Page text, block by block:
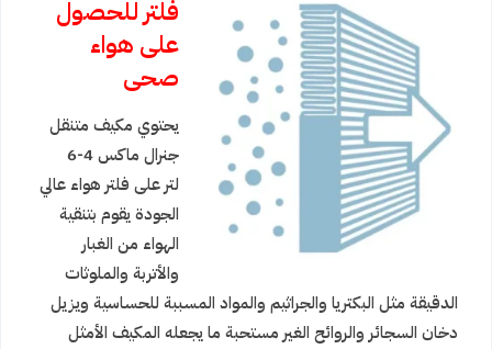
فلتر للحصول
على هواء
صحى
يحتوي مكيف متنقل
جنرال ماكس 4-6
لتر على فلتر هواء عالي
الجودة يقوم بتنقية
الهواء من الغبار
والأتربة والملوثات
الدقيقة مثل البكتريا والجراثيم والمواد المسببة للحساسية ويزيل
دخان السجائر والروائح الغير مستحبة ما يجعله المكيف الأمثل